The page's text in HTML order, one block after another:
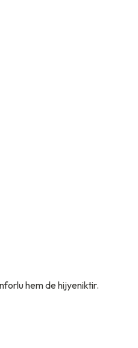
hem de hijyeniktir.